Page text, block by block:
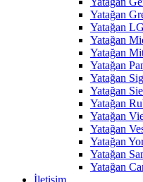
Yatağan
Yatağan
Yatağan
Yatağan
Yatağan
Yatağan
Yatağan
Yatağan
Yatağan
Yatağan
Yatağan
Yatağan
Yatağan
İletişim